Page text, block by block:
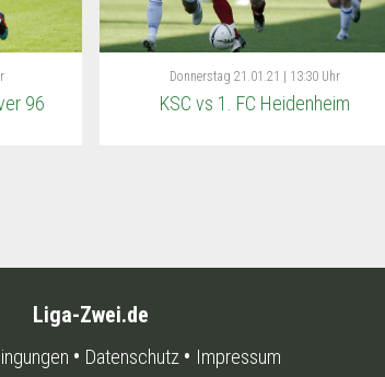
96
Donnerstag 21.01.21 | 13:30 Uhr
KSC vs 1. FC Heidenheim
Liga-Zwei.de
Datenschutz Impressum